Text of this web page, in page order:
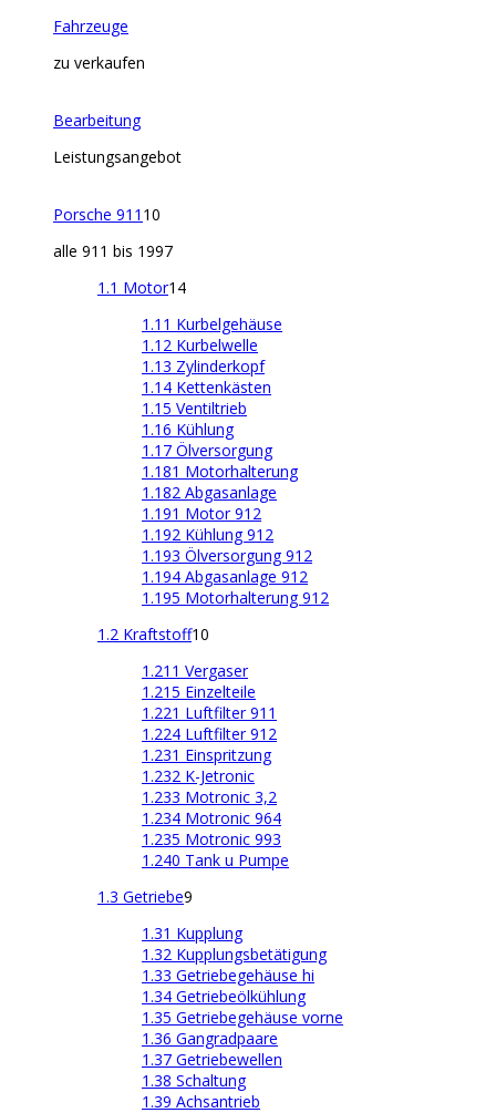
Fahrzeuge
zu verkaufen
Bearbeitung
Leistungsangebot
Porsche 911 10
alle 911 bis 1997
1.1 Motor14
1.11 Kurbelgehäuse
1.12 Kurbelwelle
1.13 Zylinderkopf
1.14 Kettenkästen
1.15 Ventiltrieb
1.16 Kühlung
1.17 Ölversorgung
1.181 Motorhalterung
1.182 Abgasanlage
1.191 Motor 912
1.192 Kühlung 912
1.193 Ölversorgung 912
1.194 Abgasanlage 912
1.195 Motorhalterung 912
1.2 Kraftstoff10
1.211 Vergaser
1.215 Einzelteile
1.221 Luftfilter 911
1.224 Luftfilter 912
1.231 Einspritzung
1.232 K-Jetronic
1.233 Motronic 3,2
1.234 Motronic 964
1.235 Motronic 993
1.240 Tank u Pumpe
1.3 Getriebe9
1.31 Kupplung
1.32 Kupplungsbetätigung
1.33 Getriebegehäuse hi
1.34 Getriebeölkühlung
1.35 Getriebegehäuse vorne
1.36 Gangradpaare
1.37 Getriebewellen
1.38 Schaltung
1.39 Achsantrieb